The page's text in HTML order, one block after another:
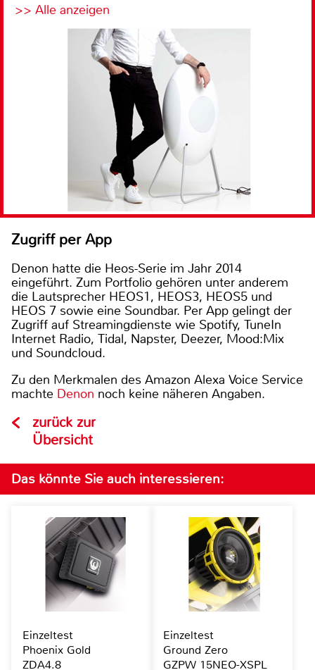
>> Alle anzeigen
Zugriff per App
Denon hatte die Heos-Serie im Jahr 2014
eingeführt. Zum Portfolio gehören unter anderem
die Lautsprecher HEOS1, HEOS3, HEOS5 und
HEOS 7 sowie eine Soundbar. Per App gelingt der
Zugriff auf Streamingdienste wie Spotify, TuneIn
Internet Radio, Tidal, Napster, Deezer, Mood:Mix
und Soundcloud.
Zu den Merkmalen des Amazon Alexa Voice Service
machte Denon noch keine näheren Angaben.
zurück zur
Übersicht
Das könnte Sie auch interessieren:
Einzeltest
Phoenix Gold
ZDA4.8
Einzeltest
Ground Zero
GZPW 15NEO-XSPL